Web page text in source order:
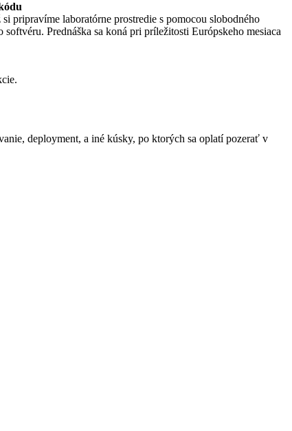
pripravíme laboratórne prostredie s pomocou slobodného
Prednáška sa koná pri príležitosti Európskeho mesiaca
deployment, a iné kúsky, po ktorých sa oplatí pozerať v